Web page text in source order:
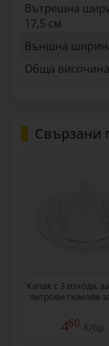
Вътрешна
17,5 см
Външна
Обща
Свързани
Капак с 3 изхода,
литрови гюмове
460 €/бр.